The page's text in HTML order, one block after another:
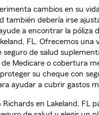
cambios en su
también debería irse
a encontrar la póliza
FL. Ofrecemos una
seguro de salud
Medicare o cobertura
su cheque con
ayudar a cubrir gastos
Richards en Lakeland, FL